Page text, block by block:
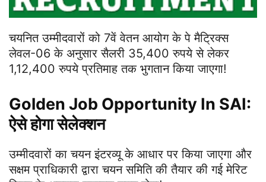
चयनित उम्मीदवारों को 7वें वेतन आयोग के पे मैट्रिक्स
लेवल-06 के अनुसार सैलरी 35,400 रुपये से लेकर
1,12,400 रुपये प्रतिमाह तक भुगतान किया जाएगा!
Golden Job Opportunity In SAI:
ऐसे होगा सेलेक्शन
उम्मीदवारों का चयन इंटरव्यू के आधार पर किया जाएगा और
सक्षम प्राधिकारी द्वारा चयन समिति की तैयार की गई मेरिट